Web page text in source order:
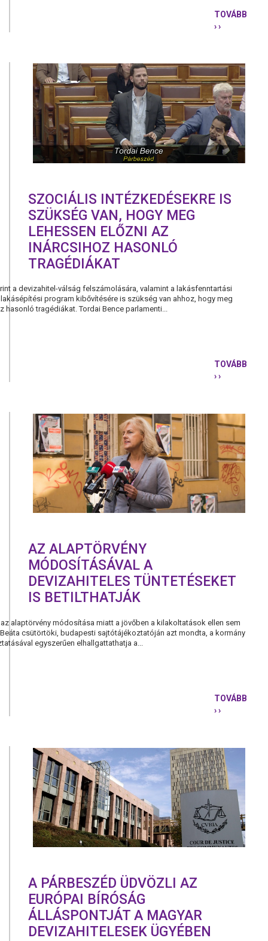
TOVÁBB
› ›
A
FIDESZ
A
SZÓLÓ
VITÁRA
SZOCIÁLIS INTÉZKEDÉSEKRE IS
SZÜKSÉG VAN, HOGY MEG
LEHESSEN ELŐZNI AZ
INÁRCSIHOZ HASONLÓ
TRAGÉDIÁKAT
a devizahitel-válság felszámolására, valamint a lakásfenntartási
program kibővítésére is szükség van ahhoz, hogy meg
hasonló tragédiákat. Tordai Bence parlamenti...
TOVÁBB
› ›
SZÜKSÉG
VAN,
MEG
LEHESSEN
ELŐZNI
AZ
AZ ALAPTÖRVÉNY
MÓDOSÍTÁSÁVAL A
DEVIZAHITELES TÜNTETÉSEKET
IS BETILTHATJÁK
alaptörvény módosítása miatt a jövőben a kilakoltatások ellen sem
csütörtöki, budapesti sajtótájékoztatóján azt mondta, a kormány
egyszerűen elhallgattathatja a...
TOVÁBB
› ›
A
IS
A PÁRBESZÉD ÜDVÖZLI AZ
EURÓPAI BÍRÓSÁG
ÁLLÁSPONTJÁT A MAGYAR
DEVIZAHITELESEK ÜGYÉBEN